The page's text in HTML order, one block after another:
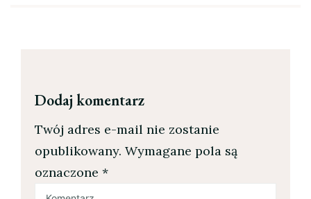
Dodaj komentarz
Twój adres e-mail nie zostanie
opublikowany. Wymagane pola są
oznaczone *